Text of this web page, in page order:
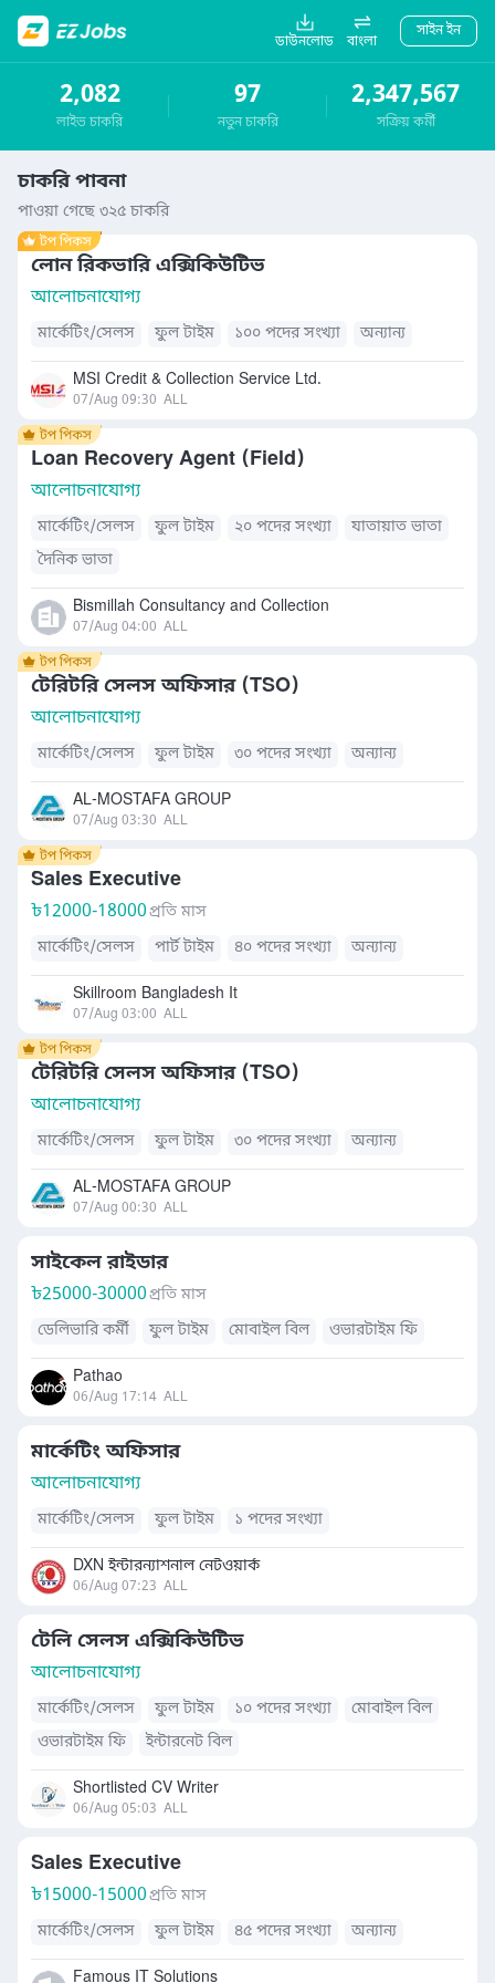
ডাউনলোড বাংলা
সাইন ইন
2,082
লাইভ চাকরি
97
নতুন চাকরি
2,347,567
সক্রিয় কর্মী
চাকরি পাবনা
পাওয়া গেছে ৩২৫ চাকরি
লোন রিকভারি এক্সিকিউটিভ
আলোচনাযোগ্য
মার্কেটিং/সেলস ফুল টাইম ১০০ পদের সংখ্যা অন্যান্য
MSI Credit & Collection Service Ltd.
07/Aug 09:30 ALL
Loan Recovery Agent (Field)
আলোচনাযোগ্য
মার্কেটিং/সেলস ফুল টাইম ২০ পদের সংখ্যা
যাতায়াত ভাতা
দৈনিক ভাতা
Bismillah Consultancy and Collection
07/Aug 04:00 ALL
টেরিটরি সেলস অফিসার (TSO)
আলোচনাযোগ্য
মার্কেটিং/সেলস ফুল টাইম ৩০ পদের সংখ্যা অন্যান্য
AL-MOSTAFA GROUP
07/Aug 03:30 ALL
Sales Executive
৳12000-18000প্রতি মাস
মার্কেটিং/সেলস
পার্ট টাইম ৪০ পদের সংখ্যা অন্যান্য
Skillroom Bangladesh It
07/Aug 03:00 ALL
টেরিটরি সেলস অফিসার (TSO)
আলোচনাযোগ্য
মার্কেটিং/সেলস ফুল টাইম ৩০ পদের সংখ্যা অন্যান্য
AL-MOSTAFA GROUP
07/Aug 00:30 ALL
সাইকেল রাইডার
৳25000-30000প্রতি মাস
ডেলিভারি কর্মী
ফুল টাইম মোবাইল বিল ওভারটাইম ফি
Pathao
06/Aug 17:14 ALL
মার্কেটিং অফিসার
আলোচনাযোগ্য
মার্কেটিং/সেলস ফুল টাইম ১ পদের সংখ্যা
DXN ইন্টারন্যাশনাল নেটওয়ার্ক
06/Aug 07:23 ALL
টেলি সেলস এক্সিকিউটিভ
আলোচনাযোগ্য
মার্কেটিং/সেলস ফুল টাইম ১০ পদের সংখ্যা
মোবাইল বিল
ওভারটাইম ফি
ইন্টারনেট বিল
Shortlisted CV Writer
06/Aug 05:03 ALL
Sales Executive
৳15000-15000প্রতি মাস
মার্কেটিং/সেলস
ফুল টাইম ৪৫ পদের সংখ্যা অন্যান্য
Famous IT Solutions